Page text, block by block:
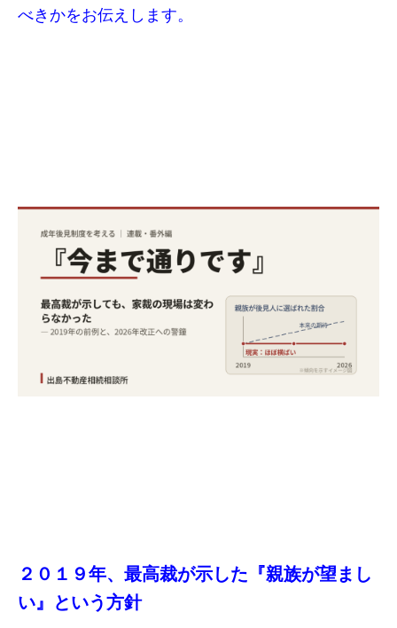
べきかをお伝えします。
２０１９年、最高裁が示した『親族が望まし
い』という方針